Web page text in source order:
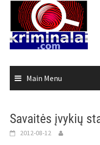
content
Main Menu
Savaitės įvykių
2012-08-12